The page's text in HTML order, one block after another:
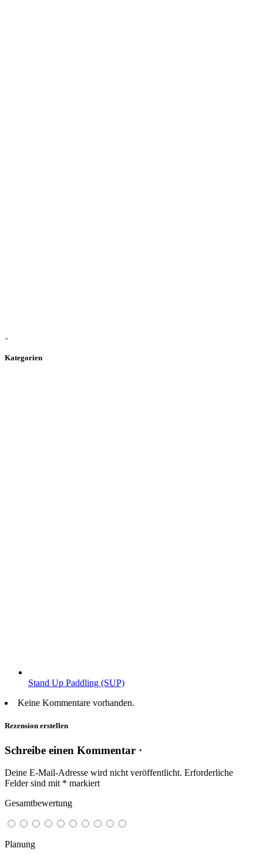
Kategorien
Stand Up Paddling (SUP)
Keine Kommentare vorhanden.
Rezension erstellen
Schreibe einen Kommentar ·
Deine E-Mail-Adresse wird nicht veröffentlicht. Erforderliche
Felder sind mit * markiert
Gesamtbewertung
Planung